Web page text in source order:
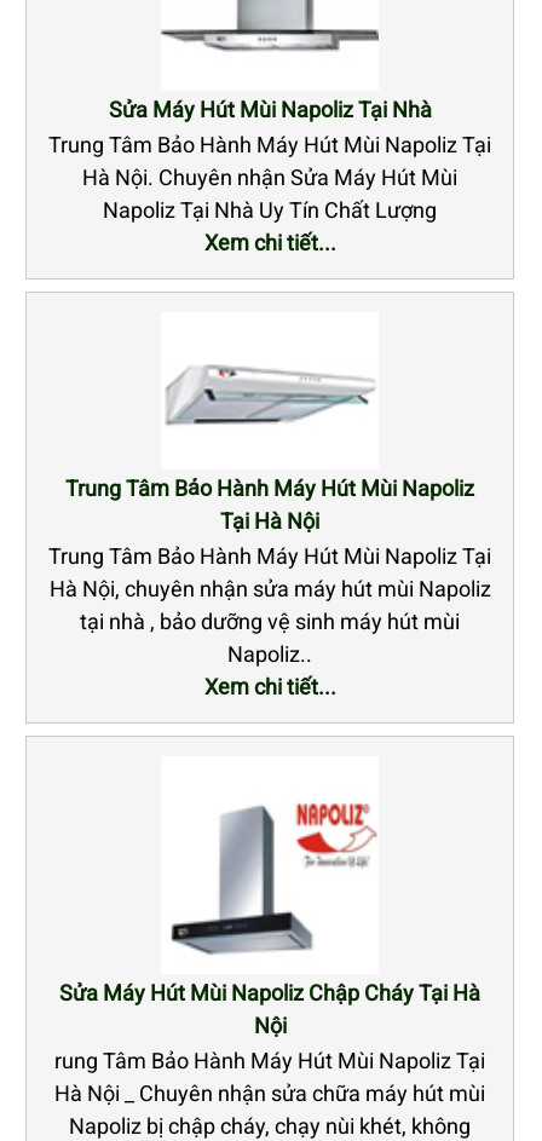
Sửa Máy Hút Mùi Napoliz Tại Nhà
Trung Tâm Bảo Hành Máy Hút Mùi Napoliz Tại
Hà Nội. Chuyên nhận Sửa Máy Hút Mùi
Napoliz Tại Nhà Uy Tín Chất Lượng
Xem chi tiết...
Trung Tâm Bảo Hành Máy Hút Mùi Napoliz
Tại Hà Nội
Trung Tâm Bảo Hành Máy Hút Mùi Napoliz Tại
Hà Nội, chuyên nhận sửa máy hút mùi Napoliz
tại nhà , bảo dưỡng vệ sinh máy hút mùi
Napoliz..
Xem chi tiết...
Sửa Máy Hút Mùi Napoliz Chập Cháy Tại Hà
Nội
rung Tâm Bảo Hành Máy Hút Mùi Napoliz Tại
Hà Nội _ Chuyên nhận sửa chữa máy hút mùi
Napoliz bị chập cháy, chạy nùi khét, không